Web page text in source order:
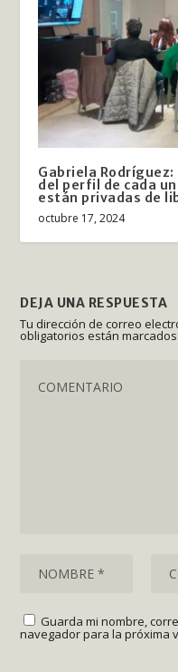
Gabriela
del perfil de cada
están privadas de
octubre 17, 2024
DEJA UNA RESPUESTA
Tu dirección de correo
obligatorios están
Guarda mi nombre,
navegador para la próxima